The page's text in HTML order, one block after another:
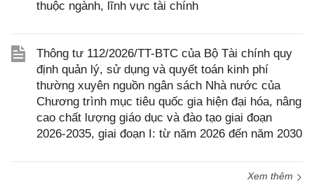
thuộc ngành, lĩnh vực tài chính
Thông tư 112/2026/TT-BTC của Bộ Tài chính quy
định quản lý, sử dụng và quyết toán kinh phí
thường xuyên nguồn ngân sách Nhà nước của
Chương trình mục tiêu quốc gia hiện đại hóa, nâng
cao chất lượng giáo dục và đào tạo giai đoạn
2026-2035, giai đoạn I: từ năm 2026 đến năm 2030
Xem thêm